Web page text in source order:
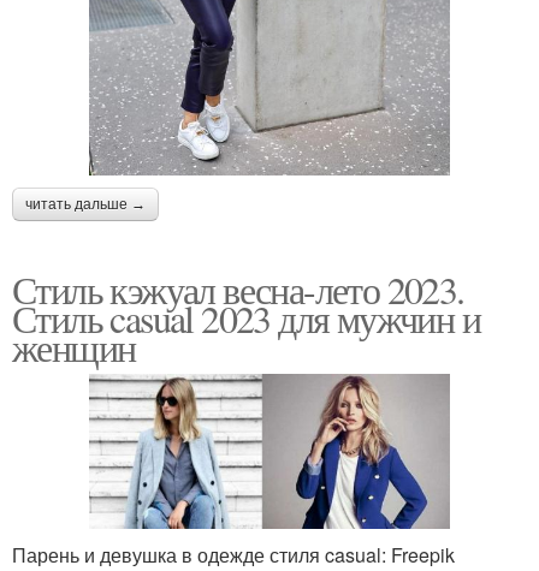
читать дальше →
Стиль кэжуал весна-лето 2023.
Стиль casual 2023 для мужчин и
женщин
Парень и девушка в одежде стиля casual: Freepik